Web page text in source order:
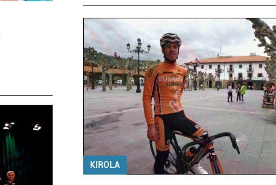
KIROLA